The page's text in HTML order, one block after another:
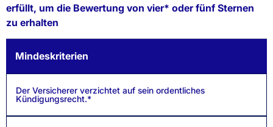
erfüllt, um die Bewertung von vier* oder fünf Sternen
zu erhalten
Mindeskriterien
Der Versicherer verzichtet auf sein ordentliches
Kündigungsrecht.*